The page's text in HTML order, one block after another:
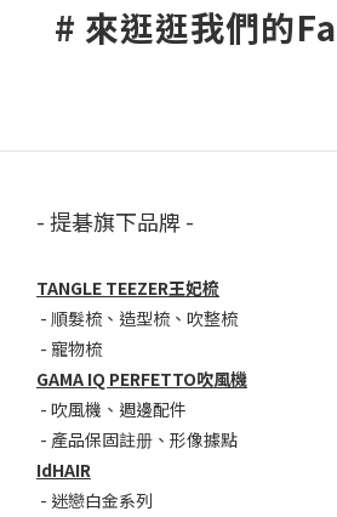
# 來逛逛我們的
- 提碁旗下品牌 -
TANGLE TEEZER王妃梳
- 順髮梳 、 造型梳 、 吹整梳
- 寵物梳
GAMA IQ PERFETTO吹風機
- 吹風機 、 週邊配件
- 產品保固註册 、 形像據點
IdHAIR
- 迷戀白金系列